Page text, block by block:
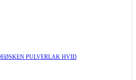
PULVERLAK HVID